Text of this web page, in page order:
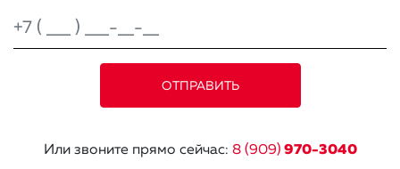
Или звоните прямо сейчас: 8 (909) 970-3040